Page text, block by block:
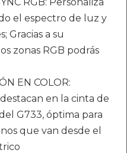
el espectro de luz y
Gracias a su
zonas RGB podrás
EN COLOR:
en la cinta de
G733, óptima para
que van desde el